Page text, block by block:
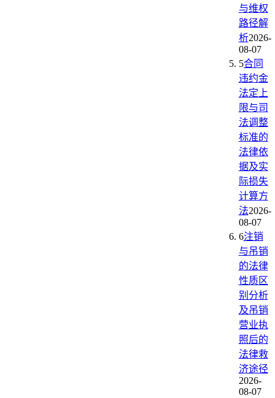
与维权
路径解
析2026-
08-07
5合同
违约金
法定上
限与司
法调整
标准的
法律依
据及实
际损失
计算方
法2026-
08-07
6注销
与吊销
的法律
性质区
别分析
及吊销
营业执
照后的
法律救
济途径
2026-
08-07